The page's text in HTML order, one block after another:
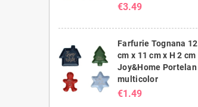
€3.49
Farfurie Tognana 12
cm x 11 cm x H 2 cm
Joy&Home Portelan
multicolor
€1.49